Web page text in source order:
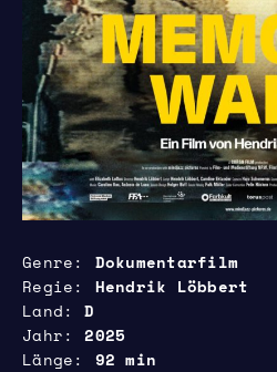
Genre
Dokumentarfilm
Regie
Hendrik Löbbert
Land
D
Jahr
2025
Länge
92 min